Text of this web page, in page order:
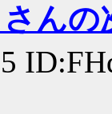
んの